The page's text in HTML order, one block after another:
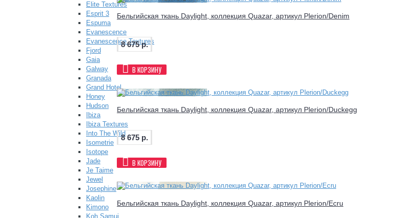
Elite Textures
Esprit 3
Espuma
Evanescence
Evanescence Textures
Fjord
Gaia
Galway
Granada
Grand Hotel
Honey
Hudson
Ibiza
Ibiza Textures
Into The Wild
Isometrie
Isotope
Jade
Je Taime
Jewel
Josephine
Kaolin
Kimono
Koh Samui
Бельгийская ткань Daylight, коллекция Quazar, артикул Plerion/Denim
8 675 р.
В КОРЗИНУ
Бельгийская ткань Daylight, коллекция Quazar, артикул Plerion/Duckegg
8 675 р.
В КОРЗИНУ
Бельгийская ткань Daylight, коллекция Quazar, артикул Plerion/Ecru